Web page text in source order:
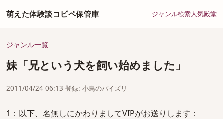
萌えた体験談コピペ保管庫 ジャンル検索人気殿堂
ジャンル一覧
妹「兄という犬を飼い始めました」
2011/04/24 06:13 登録: 小鳥のパイズリ
1：以下、名無しにかわりましてVIPがお送りします：